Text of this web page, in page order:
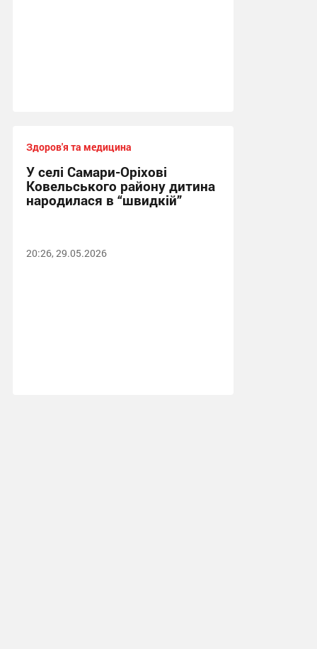
Здоров'я та медицина
У селі Самари-Оріхові
Ковельського району дитина
народилася в “швидкій”
20:26, 29.05.2026